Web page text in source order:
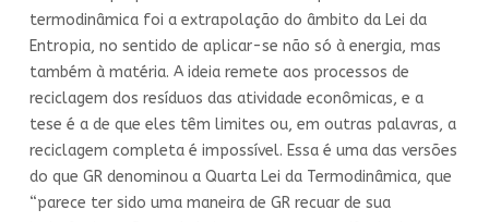
termodinâmica foi a extrapolação do âmbito da Lei da
Entropia, no sentido de aplicar-se não só à energia, mas
também à matéria. A ideia remete aos processos de
reciclagem dos resíduos das atividade econômicas, e a
tese é a de que eles têm limites ou, em outras palavras, a
reciclagem completa é impossível. Essa é uma das versões
do que GR denominou a Quarta Lei da Termodinâmica, que
“parece ter sido uma maneira de GR recuar de sua